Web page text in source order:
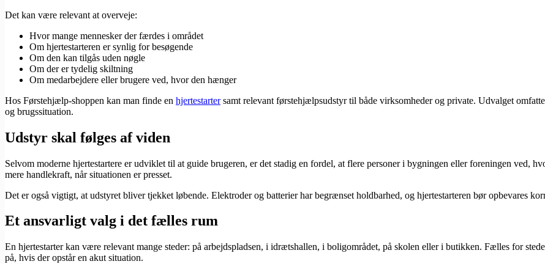
Det kan være relevant at overveje:
Hvor mange mennesker der færdes i området
Om hjertestarteren er synlig for besøgende
Om den kan tilgås uden nøgle
Om der er tydelig skiltning
Om medarbejdere eller brugere ved, hvor den hænger
Hos Førstehjælp-shoppen kan man finde en hjertestartersamt relevant førstehjælpsudstyr til både virksomheder og private. Udvalget
og brugssituation.
Udstyr skal følges af viden
Selvom moderne hjertestartere er udviklet til at guide brugeren, er det stadig en fordel, at flere personer i bygningen eller foreningen ved,
mere handlekraft, når situationen er presset.
Det er også vigtigt, at udstyret bliver tjekket løbende. Elektroder og batterier har begrænset holdbarhed, og hjertestarteren bør opbevares
Et ansvarligt valg i det fælles rum
En hjertestarter kan være relevant mange steder: på arbejdspladsen, i idrætshallen, i boligområdet, på skolen eller i butikken. Fælles for
på, hvis der opstår en akut situation.